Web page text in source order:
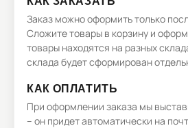
Заказ можно оформить только
Сложите товары в корзину и
товары находятся на разных
склада будет сформирован
КАК ОПЛАТИТЬ
При оформлении заказа мы
– он придет автоматически на